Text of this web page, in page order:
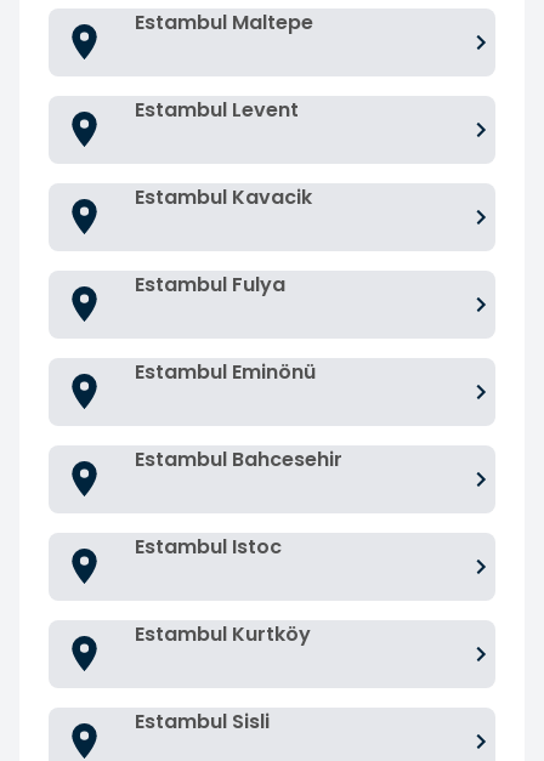
Estambul Maltepe
Estambul Levent
Estambul Kavacik
Estambul Fulya
Estambul Eminönü
Estambul Bahcesehir
Estambul Istoc
Estambul Kurtköy
Estambul Sisli